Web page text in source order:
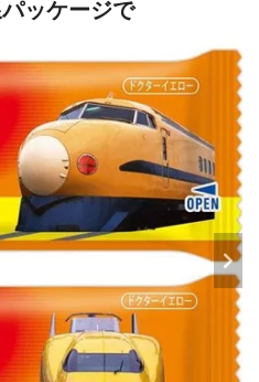
ッケージで